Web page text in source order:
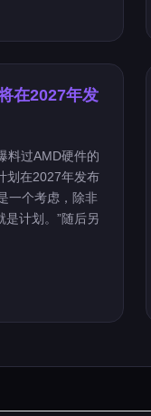
在2027年发
料过AMD硬件的
划在2027年发布
一个考虑，除非
是计划。”随后另